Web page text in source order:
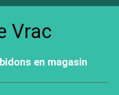
Vrac
en magasin